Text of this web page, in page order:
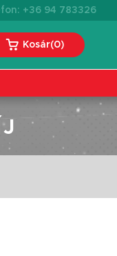
+36 94 783326
Kosár(0)